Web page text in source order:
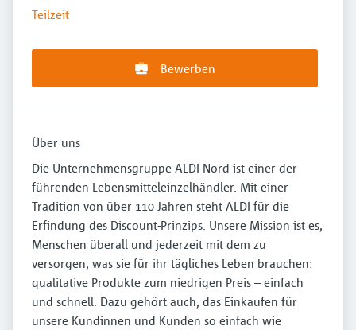
Teilzeit
Bewerben
Über uns
Die Unternehmensgruppe ALDI Nord ist einer der
führenden Lebensmitteleinzelhändler. Mit einer
Tradition von über 110 Jahren steht ALDI für die
Erfindung des Discount-Prinzips. Unsere Mission ist es,
Menschen überall und jederzeit mit dem zu
versorgen, was sie für ihr tägliches Leben brauchen:
qualitative Produkte zum niedrigen Preis – einfach
und schnell. Dazu gehört auch, das Einkaufen für
unsere Kundinnen und Kunden so einfach wie